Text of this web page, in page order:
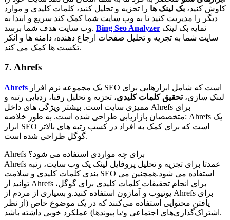
کاوش کنید، بک لینک ها را تجزیه و تحلیل کنید، کلمات کلیدی و موارد
دیگر را مدیریت کنید تا به وب سایت شما کمک کند سریع و ابتدا به
وب سایت هدف شما برسد. Bing Seo Analyzer
سایت شما به تجزیه و تحلیل صفحات ارجاع دهنده، دامنه ها و انکر
تکست ها کمک می کند.
7. Ahrefs
Ahrefs
لینک سازی،تحقیق کلمات کلیدی، تجزیه و تحلیل رقبا، ردیابی رتبه و
ممیزی سایت است. بیشتر ویژگی های داخل Ahrefs برای
متخصصان بازاریابی طراحی شده است. به طور خلاصه: Ahrefs یک
ابزار SEO است که برای کمک به افراد در کسب رتبه های بالاتر
گوگل طراحی شده است.
Ahrefs برای چه مواردی استفاده می شود؟
Ahrefs عمدتا برای تجزیه و تحلیل پروفایل لینک یک وب سایت، رتبه
بندی کلمات کلیدی و سلامت SEO استفاده می شود.همچنین می
توانید از Ahrefs برای انجام تحقیقات کلمات کلیدی برای گوگل،
یوتیوب و آمازون استفاده کنید.و بسیاری از مردم از Ahrefs برای
یافتن محتوایی استفاده می‌کنند که در یک موضوع خاص (از نظر
اشتراک‌گذاری‌های اجتماعی و/یا پیوندها) عملکرد خوبی داشته باشد.